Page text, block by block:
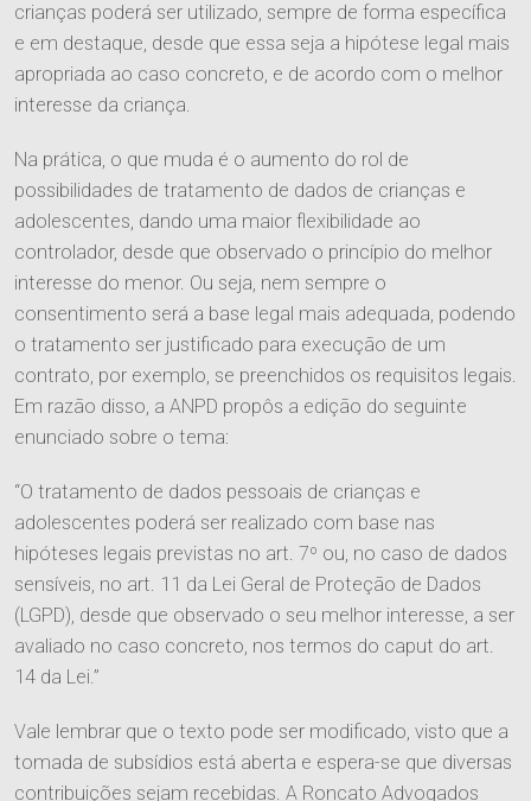
crianças poderá ser utilizado, sempre de forma específica
e em destaque, desde que essa seja a hipótese legal mais
apropriada ao caso concreto, e de acordo com o melhor
interesse da criança.
Na prática, o que muda é o aumento do rol de
possibilidades de tratamento de dados de crianças e
adolescentes, dando uma maior flexibilidade ao
controlador, desde que observado o princípio do melhor
interesse do menor. Ou seja, nem sempre o
consentimento será a base legal mais adequada, podendo
o tratamento ser justificado para execução de um
contrato, por exemplo, se preenchidos os requisitos legais.
Em razão disso, a ANPD propôs a edição do seguinte
enunciado sobre o tema:
“O tratamento de dados pessoais de crianças e
adolescentes poderá ser realizado com base nas
hipóteses legais previstas no art. 7º ou, no caso de dados
sensíveis, no art. 11 da Lei Geral de Proteção de Dados
(LGPD), desde que observado o seu melhor interesse, a ser
avaliado no caso concreto, nos termos do caput do art.
14 da Lei.”
Vale lembrar que o texto pode ser modificado, visto que a
tomada de subsídios está aberta e espera-se que diversas
contribuições sejam recebidas. A Roncato Advogados